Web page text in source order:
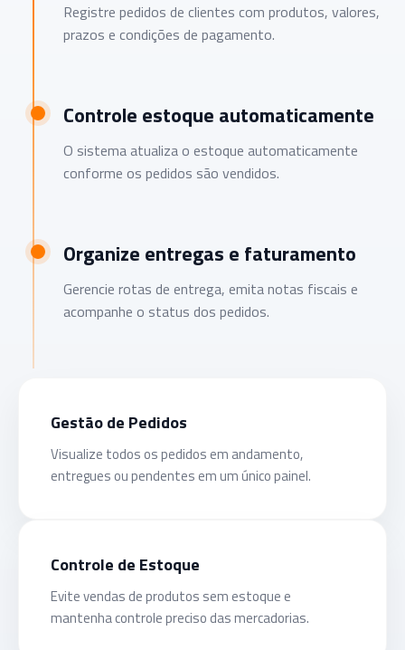
Registre pedidos de clientes com produtos, valores,
prazos e condições de pagamento.
Controle estoque automaticamente
O sistema atualiza o estoque automaticamente
conforme os pedidos são vendidos.
Organize entregas e faturamento
Gerencie rotas de entrega, emita notas fiscais e
acompanhe o status dos pedidos.
Gestão de Pedidos
Visualize todos os pedidos em andamento,
entregues ou pendentes em um único painel.
Controle de Estoque
Evite vendas de produtos sem estoque e
mantenha controle preciso das mercadorias.